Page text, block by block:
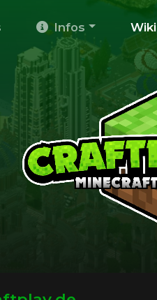
Infos Wiki